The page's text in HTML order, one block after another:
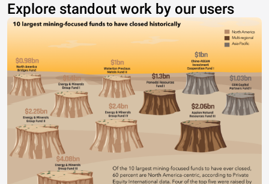
Explore standout work by our users